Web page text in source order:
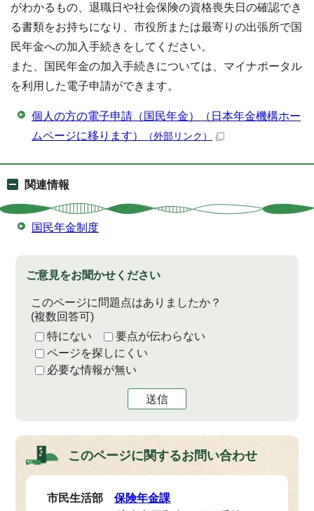
がわかるもの、退職日や社会保険の資格喪失日の確認でき
る書類をお持ちになり、市役所または最寄りの出張所で国
民年金への加入手続きをしてください。
また、国民年金の加入手続きについては、マイナポータル
を利用した電子申請ができます。
個人の方の電子申請（国民年金）（日本年金機構ホー
ムページに移ります）
（外部リンク）
関連情報
国民年金制度
ご意見をお聞かせください
このページに問題点はありましたか？
(複数回答可)
特にない
要点が伝わらない
ページを探しにくい
必要な情報が無い
送信
このページに関するお問い合わせ
市民生活部保険年金課